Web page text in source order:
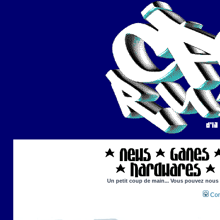
Un petit coup de main... Vous pouvez